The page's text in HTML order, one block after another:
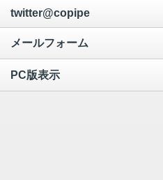
twitter@copipe
メールフォーム
PC版表示